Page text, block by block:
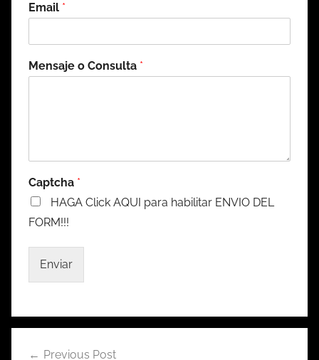
Email *
Mensaje o Consulta *
Captcha *
HAGA Click AQUI para habilitar ENVIO DEL
FORM!!!
Enviar
Previous Post